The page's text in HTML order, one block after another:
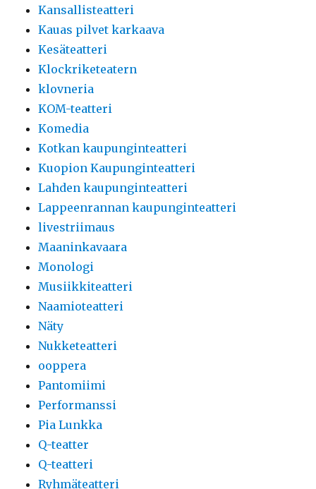
Kansallisteatteri
Kauas pilvet karkaava
Kesäteatteri
Klockriketeatern
klovneria
KOM-teatteri
Komedia
Kotkan kaupunginteatteri
Kuopion Kaupunginteatteri
Lahden kaupunginteatteri
Lappeenrannan kaupunginteatteri
livestriimaus
Maaninkavaara
Monologi
Musiikkiteatteri
Naamioteatteri
Näty
Nukketeatteri
ooppera
Pantomiimi
Performanssi
Pia Lunkka
Q-teatter
Q-teatteri
Ryhmäteatteri